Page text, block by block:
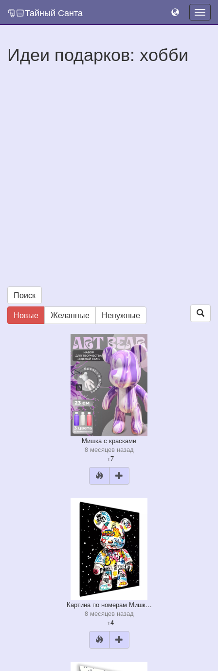
🎅🏻Тайный Санта
Идеи подарков: хобби
Поиск
Новые
Желанные Ненужные
Мишка с красками
8 месяцев назад
+7
Картина по номерам Мишк…
8 месяцев назад
+4